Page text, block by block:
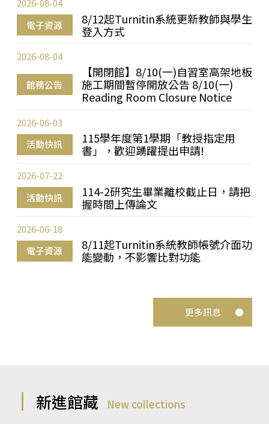
電子資源
8/12起Turnitin系統更新教師與學生
登入方式
2026-08-04
館務公告
【開閉館】8/10(一)自習室高架地板
施工期間暫停開放公告 8/10(一)
Reading Room Closure Notice
2026-08-04
活動快訊
115學年度第1學期「教授指定用
書」，歡迎踴躍提出申請!
2026-06-03
活動快訊
114-2研究生畢業離校截止日，請把
握時間上傳論文
2026-07-22
電子資源
8/11起Turnitin系統教師帳號介面功
能變動，不影響比對功能
2026-06-18
更多訊息
新進館藏 New collections